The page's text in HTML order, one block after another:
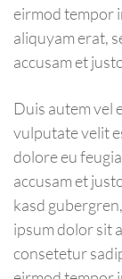
eirmod tempor
aliquyam erat,
accusam et
Duis autem vel
vulputate velit
dolore eu
accusam et
kasd
ipsum dolor sit
consetetur